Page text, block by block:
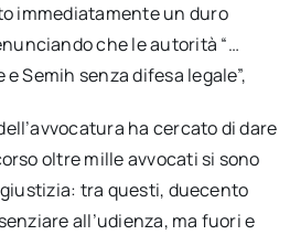
immediatamente un duro
che le autorità “…
Semih senza difesa legale”,
ha cercato di dare
oltre mille avvocati si sono
tra questi, duecento
all’udienza, ma fuori e